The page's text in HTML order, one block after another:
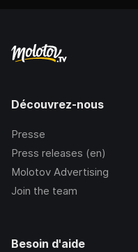
Découvrez-nous
Presse
Press releases (en)
Molotov Advertising
Join the team
Besoin d'aide